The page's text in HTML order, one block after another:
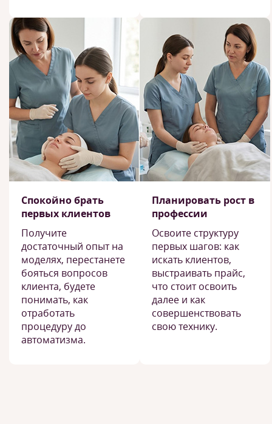
Спокойно брать
первых клиентов
Получите
достаточный опыт на
моделях, перестанете
бояться вопросов
клиента, будете
понимать, как
отработать
процедуру до
автоматизма.
Планировать рост в
профессии
Освоите структуру
первых шагов: как
искать клиентов,
выстраивать прайс,
что стоит освоить
далее и как
совершенствовать
свою технику.